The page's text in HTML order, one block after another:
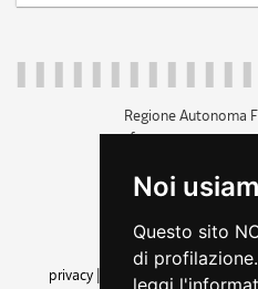
Noi
Questo sito
di
leggi
Regione Autonoma
c.f. 80014930327;
+39 040
privacy
cookie |note legali